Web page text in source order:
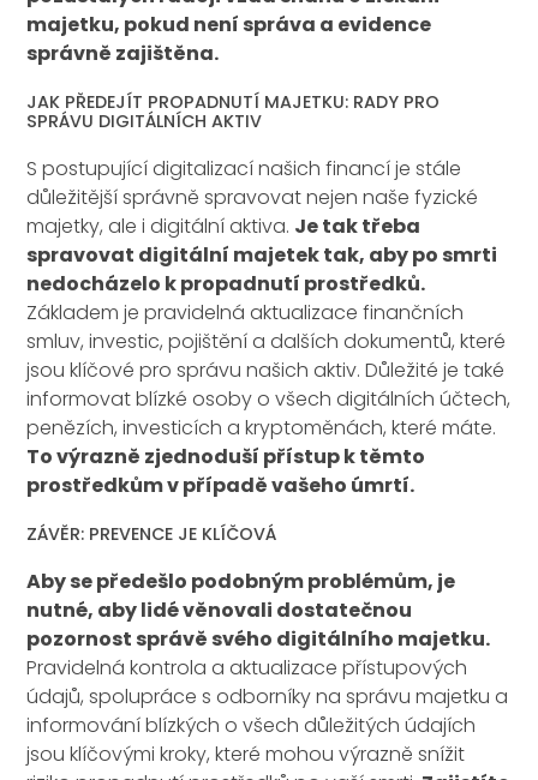
majetku, pokud není správa a evidence
správně zajištěna.
JAK PŘEDEJÍT PROPADNUTÍ MAJETKU: RADY PRO
SPRÁVU DIGITÁLNÍCH AKTIV
S postupující digitalizací našich financí je stále
důležitější správně spravovat nejen naše fyzické
majetky, ale i digitální aktiva. Je tak třeba
spravovat digitální majetek tak, aby po smrti
nedocházelo k propadnutí prostředků.
Základem je pravidelná aktualizace finančních
smluv, investic, pojištění a dalších dokumentů, které
jsou klíčové pro správu našich aktiv. Důležité je také
informovat blízké osoby o všech digitálních účtech,
penězích, investicích a kryptoměnách, které máte.
To výrazně zjednoduší přístup k těmto
prostředkům v případě vašeho úmrtí.
ZÁVĚR: PREVENCE JE KLÍČOVÁ
Aby se předešlo podobným problémům, je
nutné, aby lidé věnovali dostatečnou
pozornost správě svého digitálního majetku.
Pravidelná kontrola a aktualizace přístupových
údajů, spolupráce s odborníky na správu majetku a
informování blízkých o všech důležitých údajích
jsou klíčovými kroky, které mohou výrazně snížit